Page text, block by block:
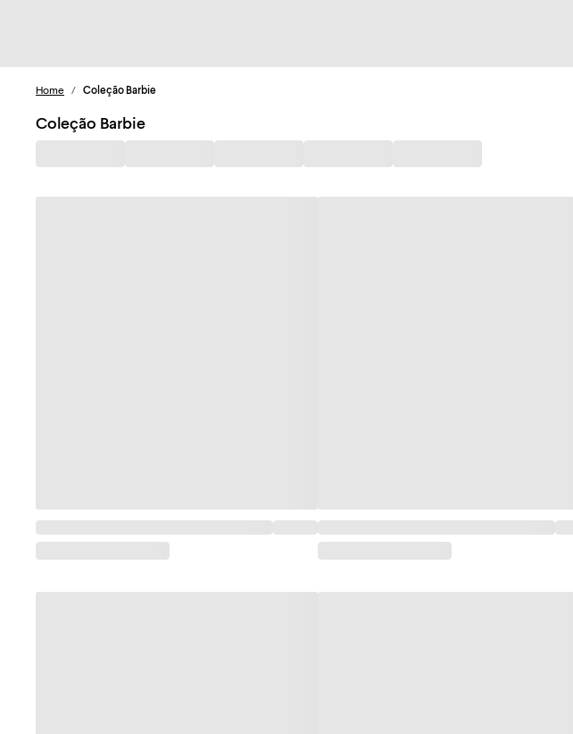
Home / Coleção Barbie
Coleção Barbie